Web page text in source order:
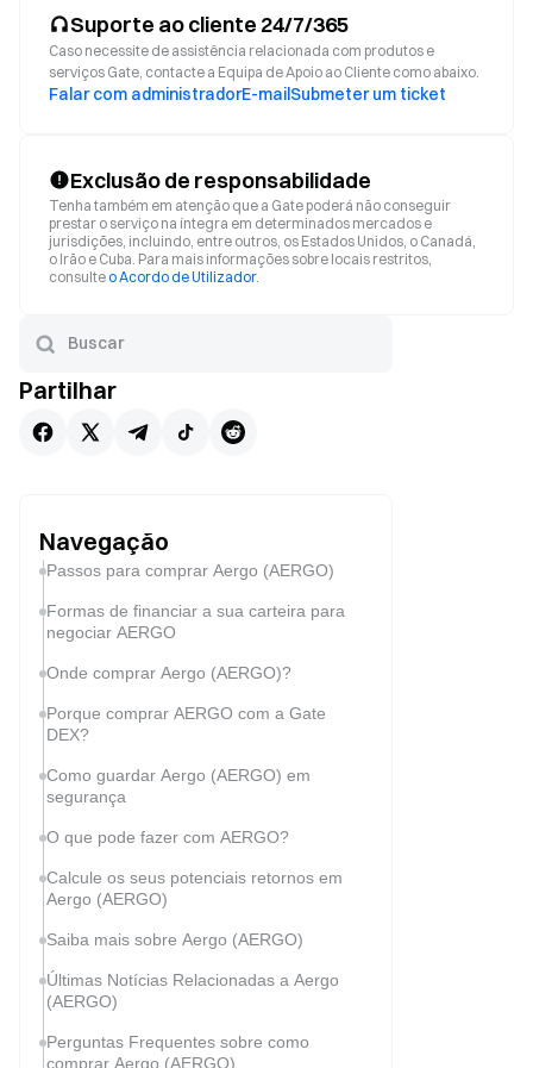
Suporte ao cliente 24/7/365
Caso necessite de assistência relacionada com produtos e
serviços Gate, contacte a Equipa de Apoio ao Cliente como abaixo.
Falar com administradorE-mailSubmeter um ticket
Exclusão de responsabilidade
Tenha também em atenção que a Gate poderá não conseguir
prestar o serviço na íntegra em determinados mercados e
jurisdições, incluindo, entre outros, os Estados Unidos, o Canadá,
o Irão e Cuba. Para mais informações sobre locais restritos,
consulte o Acordo de Utilizador.
Partilhar
Navegação
Passos para comprar Aergo (AERGO)
Formas de financiar a sua carteira para
negociar AERGO
Onde comprar Aergo (AERGO)?
Porque comprar AERGO com a Gate
DEX?
Como guardar Aergo (AERGO) em
segurança
O que pode fazer com AERGO?
Calcule os seus potenciais retornos em
Aergo (AERGO)
Saiba mais sobre Aergo (AERGO)
Últimas Notícias Relacionadas a Aergo
(AERGO)
Perguntas Frequentes sobre como
comprar Aergo (AERGO)